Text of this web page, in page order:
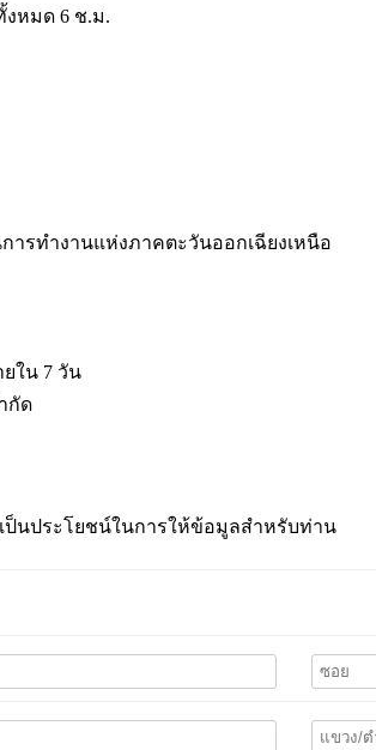
งหมด 6 ช.ม.
รทำงานแห่งภาคตะวันออกเฉียงเหนือ
ใน 7 วัน
กัด
ป็นประโยชน์ในการให้ข้อมูลสำหรับท่าน